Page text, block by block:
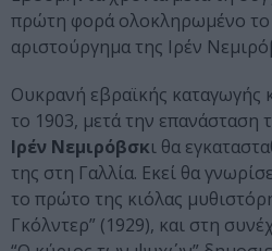
πρώτη φορά ολοκληρωμένο το
αριστούργημα της Ιρέν
Ουκρανή εβραϊκής καταγωγής
το 1903, μετά την επανάσταση
Ιρέν Νεμιρόβσκι θα
της στη Γαλλία. Εκεί θα
το πρώτο της κιόλας
Γκόλντερ” (1929), και στη